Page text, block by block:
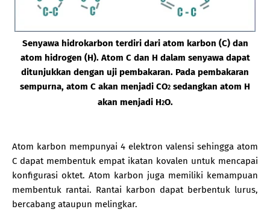
Senyawa hidrokarbon terdiri dari atom karbon (C) dan
atom hidrogen (H). Atom C dan H dalam senyawa dapat
ditunjukkan dengan uji pembakaran. Pada pembakaran
sempurna, atom C akan menjadi CO2 sedangkan atom H
akan menjadi H2O.
Atom karbon mempunyai 4 elektron valensi sehingga atom
C dapat membentuk empat ikatan kovalen untuk mencapai
konfigurasi oktet. Atom karbon juga memiliki kemampuan
membentuk rantai. Rantai karbon dapat berbentuk lurus,
bercabang ataupun melingkar.